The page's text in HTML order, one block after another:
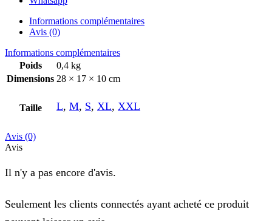
Informations complémentaires
Avis (0)
Informations complémentaires
Poids
0,4 kg
Dimensions 28 × 17 × 10 cm
Taille L, M, S, XL, XXL
Avis (0)
Avis
Il n'y a pas encore d'avis.
Seulement les clients connectés ayant acheté ce produit